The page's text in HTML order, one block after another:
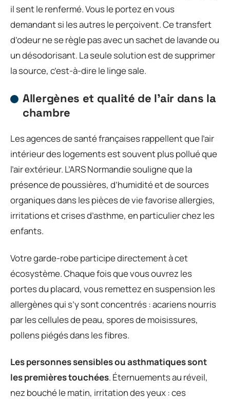
il sent le renfermé. Vous le portez en vous
demandant si les autres le perçoivent. Ce transfert
d’odeur ne se règle pas avec un sachet de lavande ou
un désodorisant. La seule solution est de supprimer
la source, c’est-à-dire le linge sale.
Allergènes et qualité de l’air dans la
chambre
Les agences de santé françaises rappellent que l’air
intérieur des logements est souvent plus pollué que
l’air extérieur. L’ARS Normandie souligne que la
présence de poussières, d’humidité et de sources
organiques dans les pièces de vie favorise allergies,
irritations et crises d’asthme, en particulier chez les
enfants.
Votre garde-robe participe directement à cet
écosystème. Chaque fois que vous ouvrez les
portes du placard, vous remettez en suspension les
allergènes qui s’y sont concentrés : acariens nourris
par les cellules de peau, spores de moisissures,
pollens piégés dans les fibres.
Les personnes sensibles ou asthmatiques sont
les premières touchées. Éternuements au réveil,
nez bouché le matin, irritation des yeux : ces